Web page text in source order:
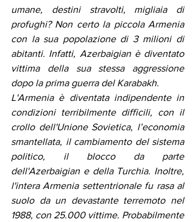
umane, destini stravolti, migliaia di
profughi? Non certo la piccola Armenia
con la sua popolazione di 3 milioni di
abitanti. Infatti, Azerbaigian è diventato
vittima della sua stessa aggressione
dopo la prima guerra del Karabakh.
L'Armenia è diventata indipendente in
condizioni terribilmente difficili, con il
crollo dell'Unione Sovietica, l’economia
smantellata, il cambiamento del sistema
politico, il blocco da parte
dell'Azerbaigian e della Turchia. Inoltre,
l'intera Armenia settentrionale fu rasa al
suolo da un devastante terremoto nel
1988, con 25.000 vittime. Probabilmente